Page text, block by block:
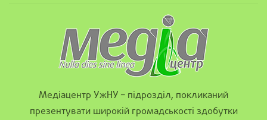
Медіацентр УжНУ – підрозділ, покликаний
презентувати широкій громадськості здобутки